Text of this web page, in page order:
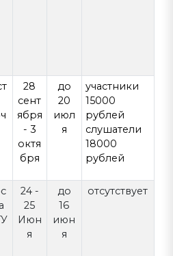
28
сент
ября
- 3
октя
бря
до
20
июл
я
участники
15000
рублей
слушатели
18000
рублей
24 -
25
Июн
я
до
16
июн
я
отсутствует